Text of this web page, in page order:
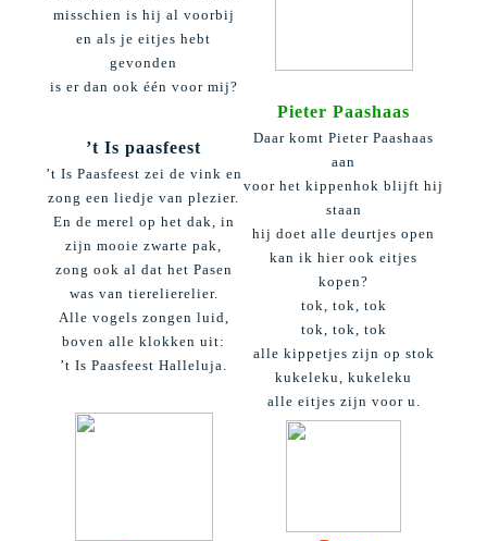
misschien is hij al voorbij
en als je eitjes hebt
gevonden
is er dan ook één voor mij?
’t Is paasfeest
’t Is Paasfeest zei de vink en
zong een liedje van plezier.
En de merel op het dak, in
zijn mooie zwarte pak,
zong ook al dat het Pasen
was van tierelierelier.
Alle vogels zongen luid,
boven alle klokken uit:
’t Is Paasfeest Halleluja.
Pieter Paashaas
Daar komt Pieter Paashaas
aan
voor het kippenhok blijft hij
staan
hij doet alle deurtjes open
kan ik hier ook eitjes
kopen?
tok, tok, tok
tok, tok, tok
alle kippetjes zijn op stok
kukeleku, kukeleku
alle eitjes zijn voor u.